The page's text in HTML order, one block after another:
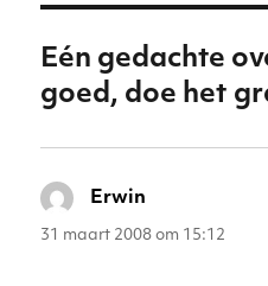
k
Eén gedachte
goed, doe het
Erwin
31 maart 2008 om 15:12